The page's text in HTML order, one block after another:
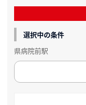
選択中の条件
県病院前駅